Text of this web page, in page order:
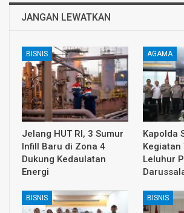
JANGAN LEWATKAN
BISNIS
Jelang HUT RI, 3 Sumur
Infill Baru di Zona 4
Dukung Kedaulatan
Energi
AGAMA
Kapolda
Kegiatan
Leluhur
BISNIS BISNIS